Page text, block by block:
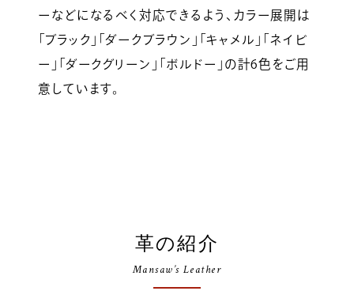
ーなどになるべく対応できるよう、カラー展開は
「ブラック」「ダークブラウン」「キャメル」「ネイビ
ー」「ダークグリーン」「ボルドー」の計6色をご用
意しています。
革の紹介
Mansaw’s Leather